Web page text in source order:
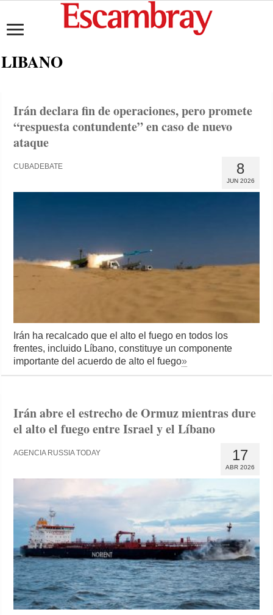
LIBANO
Irán declara fin de operaciones, pero promete
“respuesta contundente” en caso de nuevo
ataque
8
JUN 2026
CUBADEBATE
Irán ha recalcado que el alto el fuego en todos los
frentes, incluido Líbano, constituye un componente
importante del acuerdo de alto el fuego»
Irán abre el estrecho de Ormuz mientras dure
el alto el fuego entre Israel y el Líbano
17
ABR 2026
AGENCIA RUSSIA TODAY